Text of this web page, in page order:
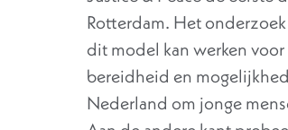
Rotterdam. Het
dit model kan werken
bereidheid en
Nederland om jonge